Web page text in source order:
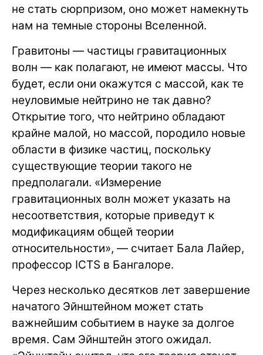
не стать сюрпризом, оно может намекнуть
нам на темные стороны Вселенной.
Гравитоны — частицы гравитационных
волн — как полагают, не имеют массы. Что
будет, если они окажутся с массой, как те
неуловимые нейтрино не так давно?
Открытие того, что нейтрино обладают
крайне малой, но массой, породило новые
области в физике частиц, поскольку
существующие теории такого не
предполагали. «Измерение
гравитационных волн может указать на
несоответствия, которые приведут к
модификациям общей теории
относительности», — считает Бала Лайер,
профессор ICTS в Бангалоре.
Через несколько десятков лет завершение
начатого Эйнштейном может стать
важнейшим событием в науке за долгое
время. Сам Эйнштейн этого ожидал.